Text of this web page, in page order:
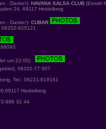
- Danke!): HAVANA SALSA CLUB (Eintritt
24, 69117 Heidelberg
- Danke!): CUBAR
06202-925121
um 22:00)
06202-77 007
Tel.: 06221-619161
69117 Heidelberg
988 32 44